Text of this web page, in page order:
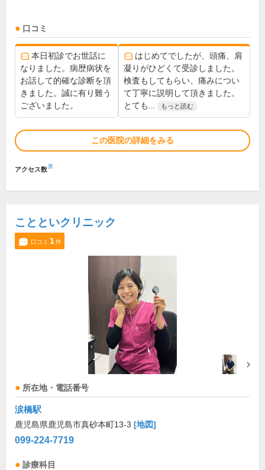
口コミ
本日初診でお世話に
なりました。病歴病状を
お話して的確な診断を頂
きました。誠に有り難う
ございました。
はじめてでしたが、頭痛、肩
凝りがひどくて受診しました。
検査もしてもらい、痛みについ
て丁寧に説明して頂きました。
とても...
もっと読む
この医院の詳細をみる
アクセス数※
ことといクリニック
口コミ 1件
所在地・電話番号
涙橋駅
鹿児島県鹿児島市真砂本町13-3 [地図]
099-224-7719
診療科目